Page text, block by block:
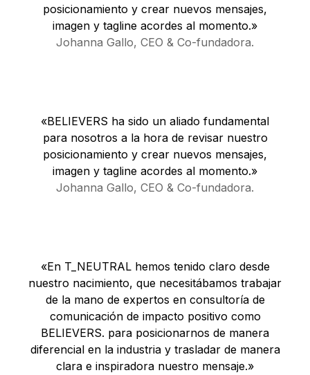
posicionamiento y crear nuevos mensajes,
imagen y tagline acordes al momento.»
Johanna Gallo, CEO & Co-fundadora.
«BELIEVERS ha sido un aliado fundamental
para nosotros a la hora de revisar nuestro
posicionamiento y crear nuevos mensajes,
imagen y tagline acordes al momento.»
Johanna Gallo, CEO & Co-fundadora.
«En T_NEUTRAL hemos tenido claro desde
nuestro nacimiento, que necesitábamos trabajar
de la mano de expertos en consultoría de
comunicación de impacto positivo como
BELIEVERS. para posicionarnos de manera
diferencial en la industria y trasladar de manera
clara e inspiradora nuestro mensaje.»